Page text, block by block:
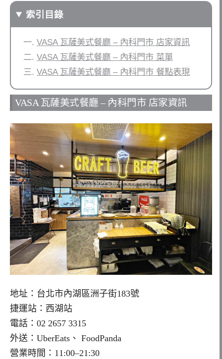
索引目錄
VASA 瓦薩美式餐廳 – 內科門市 店家資訊
VASA 瓦薩美式餐廳 – 內科門市 菜單
VASA 瓦薩美式餐廳 – 內科門市 餐點表現
VASA 瓦薩美式餐廳 – 內科門市 店家資訊
地址：台北市內湖區洲子街183號
捷運站：西湖站
電話：02 2657 3315
外送：UberEats、 FoodPanda
營業時間：11:00–21:30